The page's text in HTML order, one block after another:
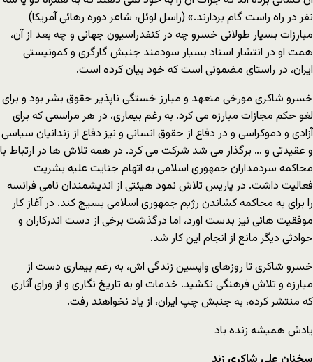
نفر در راه راست گام بردارند.» (راسل لوئل، شاعر دوره رهائی آمریکا)
مبارزات بسیار طولانی خسرو چه در کنفدراسیون جهانی و چه بعد از آن،
همت او در انتشار اسناد بسیار سودمند جنبش گارگری و کمونیستی
ایران، در راستای مضمونی است که خود بیان کرده است.
خسرو شاکری مورخی متعهد و مبارز خستگی ناپذیر حقوق بشر بود و برای
لغو حکم مجازات مبارزه می کرد. به رغم بیماری، در هر مراسمی که برای
آزادی و دموکراسی و در دفاع از حقوق انسانی و نیز دفاع از زندانیان سیاسی
و عقیدتی و … برگذار می شد شرکت می کرد. در همه تلاش ها در ارتباط با
محاکمه سردمداران جمهوری اسلامی به اتهام جنایت علیه بشریت
فعالیت داشت. در پاریس تلاش نمود هیئتی از اندیشمندان نامی فرانسه
را برای به محاکمه کشاندن رژیم جمهوری اسلامی بسیج کند. در آغاز کار
موفقیت هائی نیز بدست اورد، اما درگذشت برخی از دست اندرکاران و
حوادثی دیگر مانع از انجام این کار شد.
خسرو شاکری تا روزهای واپسین زندگی اش، به رغم بیماری دست از
مبارزه و تلاش فرهنگی نکشید. خدمات او به تاریخ نگاری و از ورای آثاری
که منتشر کرده، به جنبش چپ ایران، از یاد نخواهند رفت.
یادش همیشه زنده باد